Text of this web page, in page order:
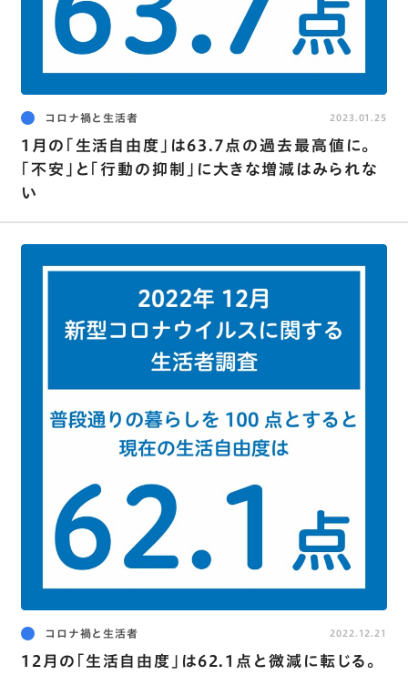
コロナ禍と生活者
1月の｢生活自由度｣は63.7点の過去最高値に｡
｢不安｣と｢行動の抑制｣に大きな増減はみられな
い
2023.01.25
コロナ禍と生活者
12月の｢生活自由度｣は62.1点と微減に転じる｡
2022.12.21